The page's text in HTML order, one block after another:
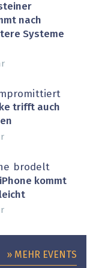
nach
Systeme
trifft auch
brodelt
kommt
» MEHR EVENTS